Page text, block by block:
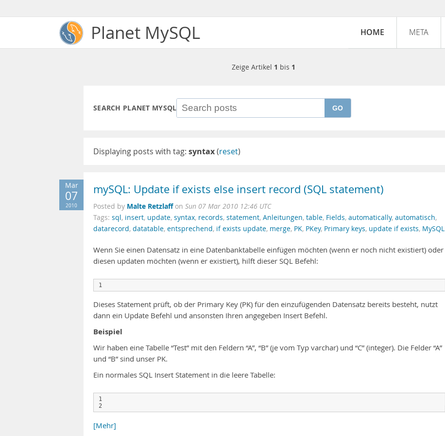
Planet MySQL HOME META
Zeige Artikel 1 bis 1
SEARCH PLANET MYSQL GO
Displaying posts with tag: syntax(reset)
Mar
07
2010
mySQL: Update if exists else insert record (SQL statement)
Posted by Malte Retzlaff on Sun 07 Mar 2010 12:46 UTC
Tags: sql, insert, update, syntax, records, statement, Anleitungen, table, Fields, automatically, automatisch,
datarecord, datatable, entsprechend, if exists update, merge, PK, PKey, Primary keys, update if exists, MySQL
Wenn Sie einen Datensatz in eine Datenbanktabelle einfügen möchten (wenn er noch nicht existiert) oder
diesen updaten möchten (wenn er existiert), hilft dieser SQL Befehl:
Dieses Statement prüft, ob der Primary Key (PK) für den einzufügenden Datensatz bereits besteht, nutzt
dann ein Update Befehl und ansonsten Ihren angegeben Insert Befehl.
Beispiel
Wir haben eine Tabelle “Test” mit den Feldern “A”, “B” (je vom Typ varchar) und “C” (integer). Die Felder “A”
und “B” sind unser PK.
Ein normales SQL Insert Statement in die leere Tabelle:
1
[Mehr]